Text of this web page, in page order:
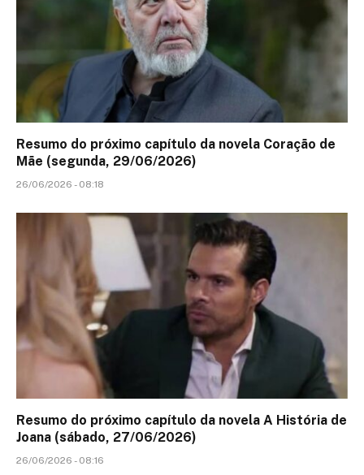
Resumo do próximo capítulo da novela Coração de
Mãe (segunda, 29/06/2026)
26/06/2026 - 08:18
Resumo do próximo capítulo da novela A História de
Joana (sábado, 27/06/2026)
26/06/2026 - 08:16